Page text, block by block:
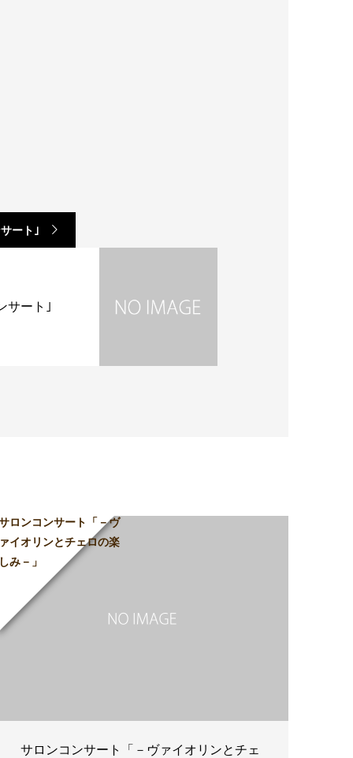
ート｣
サート｣
ロンコンサート「－ヴ
ァイオリンとチェロの楽
しみ－」
サロンコンサート「－ヴァイオリンとチェ